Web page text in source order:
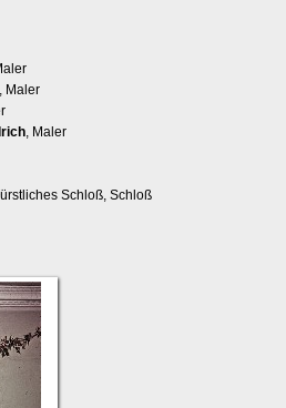
, Maler
, Maler
Schloß, Schloß